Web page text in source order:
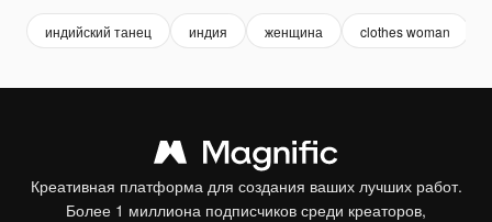
индийский танец индия женщина clothes woman
Креативная платформа для создания ваших лучших работ.
Более 1 миллиона подписчиков среди креаторов,